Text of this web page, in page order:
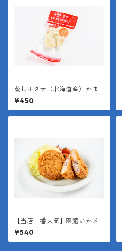
蒸しホタテ（北海道産）かま
ぼこ＊真空パッケージ（１袋15
0g）
¥450
【当店一番人気】函館いかメ
ンチ
¥540